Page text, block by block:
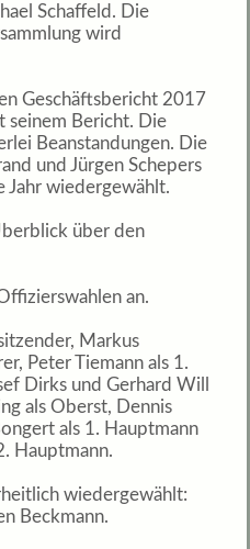
Schaffeld. Die
wird
Geschäftsbericht 2017
seinem Bericht. Die
Beanstandungen. Die
und Jürgen Schepers
Jahr wiedergewählt.
über den
an.
Markus
Peter Tiemann als 1.
Dirks und Gerhard Will
als Oberst, Dennis
als 1. Hauptmann
Hauptmann.
wiedergewählt:
Beckmann.